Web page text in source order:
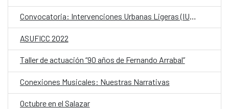
Convocatoria: Intervenciones Urbanas Ligeras (IUL) en el Parque Caballero
ASUFICC 2022
Taller de actuación “90 años de Fernando Arrabal”
Conexiones Musicales: Nuestras Narrativas
Octubre en el Salazar